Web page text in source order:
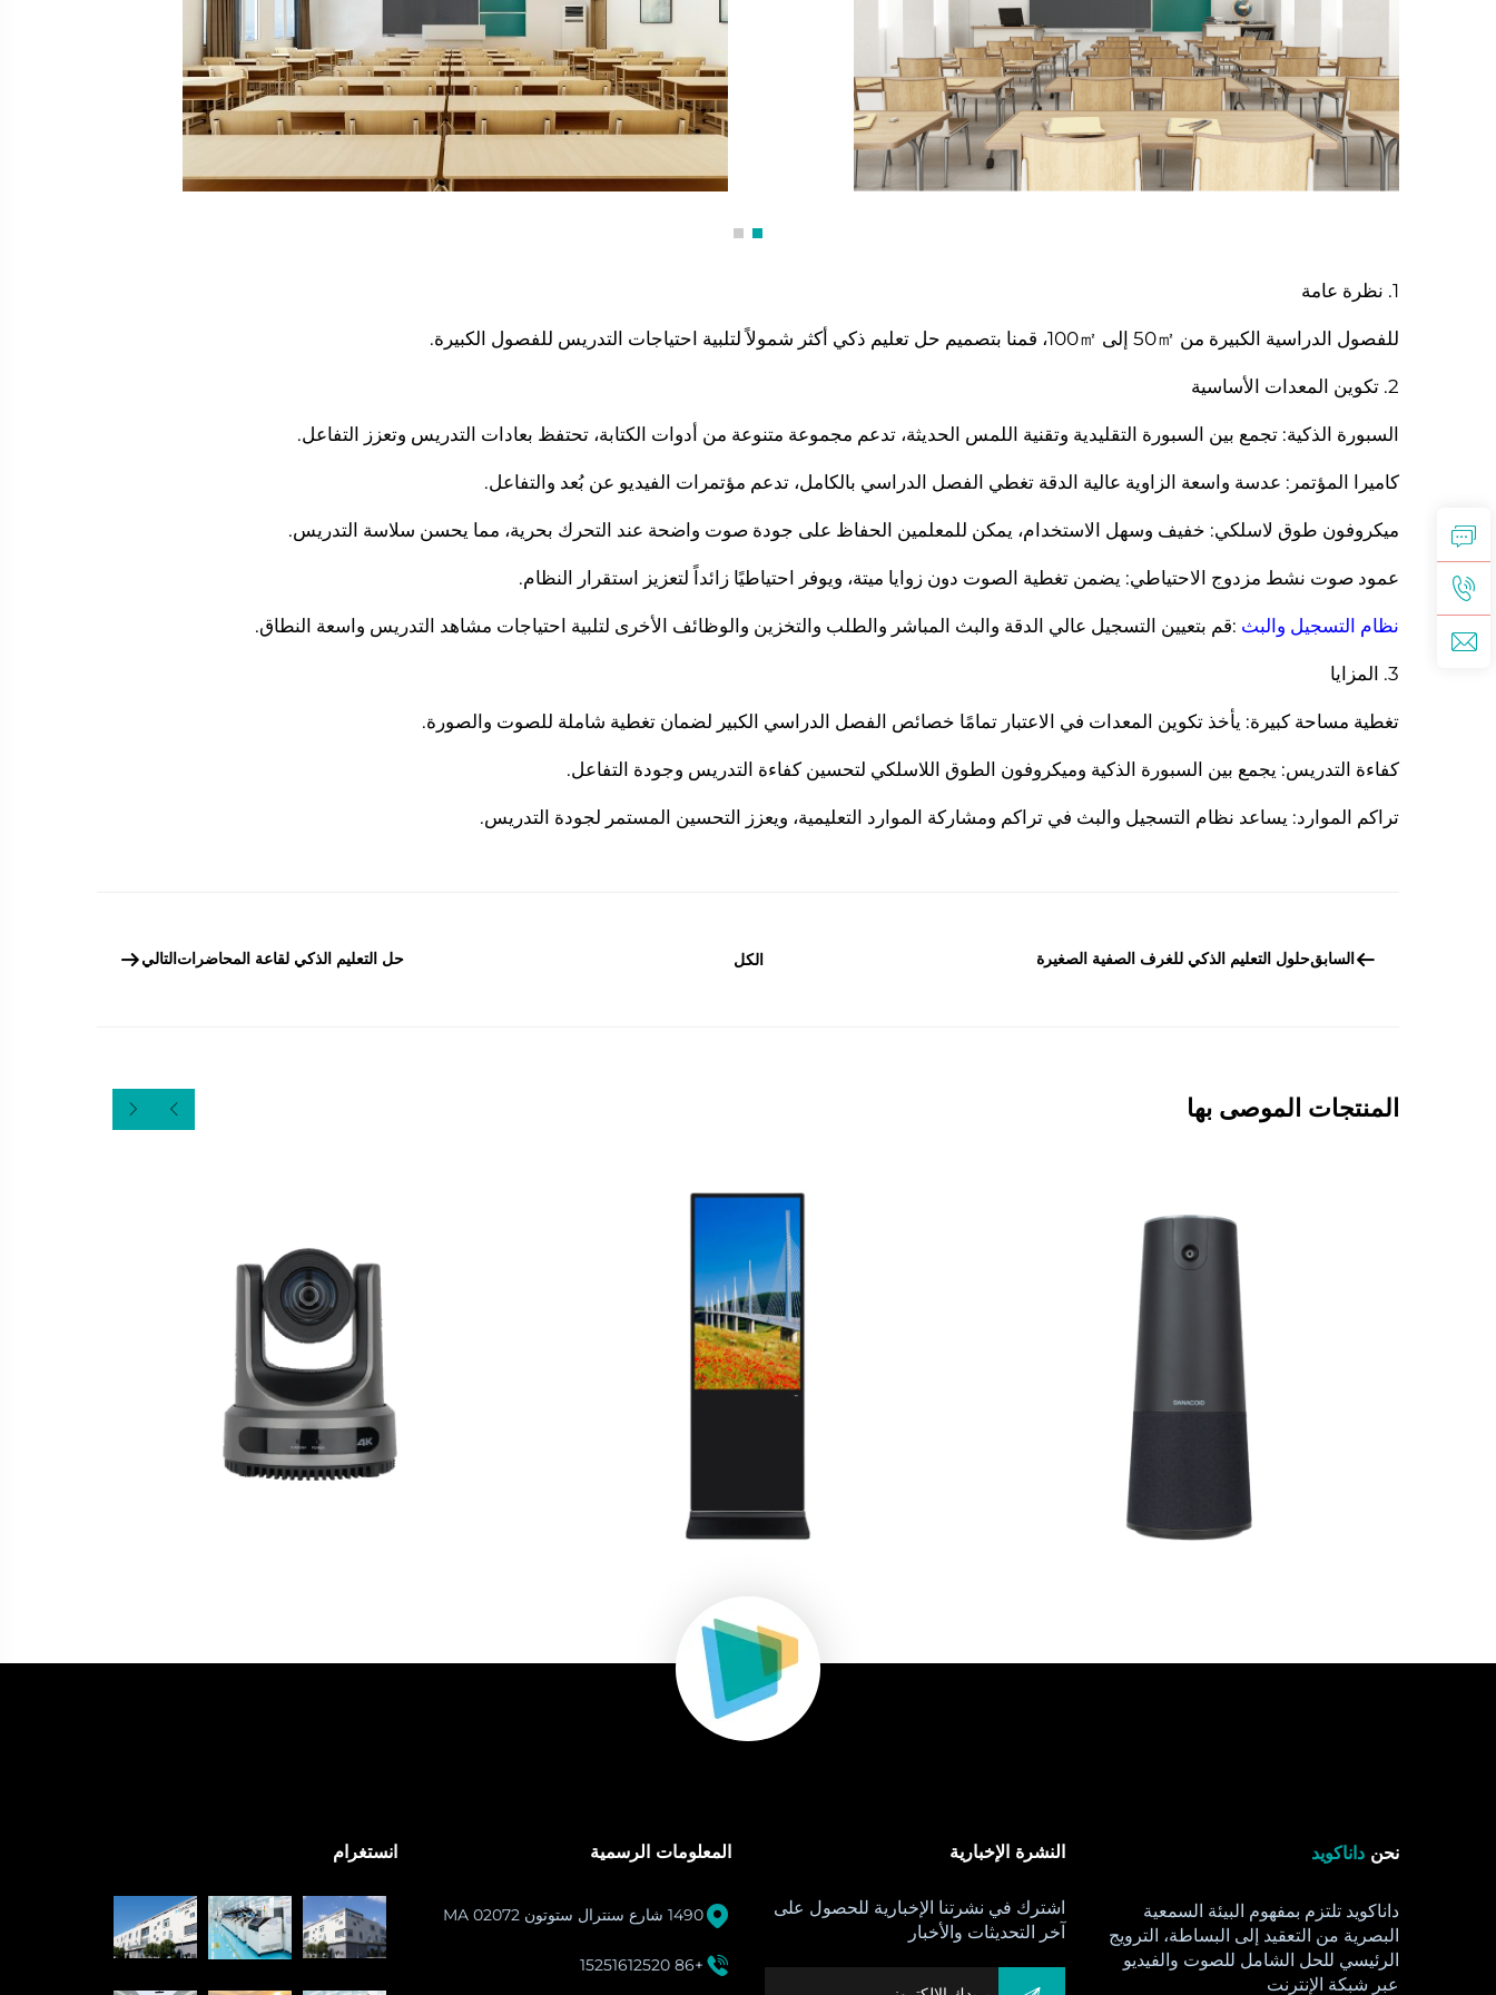
1. نظرة عامة
للفصول الدراسية الكبيرة من 50㎡ إلى 100㎡، قمنا بتصميم حل تعليم ذكي أكثر شمولاً لتلبية احتياجات التدريس للفصول الكبيرة.
2. تكوين المعدات الأساسية
السبورة الذكية: تجمع بين السبورة التقليدية وتقنية اللمس الحديثة، تدعم مجموعة متنوعة من أدوات الكتابة، تحتفظ بعادات التدريس وتعزز التفاعل.
كاميرا المؤتمر: عدسة واسعة الزاوية عالية الدقة تغطي الفصل الدراسي بالكامل، تدعم مؤتمرات الفيديو عن بُعد والتفاعل.
ميكروفون طوق لاسلكي: خفيف وسهل الاستخدام، يمكن للمعلمين الحفاظ على جودة صوت واضحة عند التحرك بحرية، مما يحسن سلاسة التدريس.
عمود صوت نشط مزدوج الاحتياطي: يضمن تغطية الصوت دون زوايا ميتة، ويوفر احتياطيًا زائداً لتعزيز استقرار النظام.
نظام التسجيل والبث :قم بتعيين التسجيل عالي الدقة والبث المباشر والطلب والتخزين والوظائف الأخرى لتلبية احتياجات مشاهد التدريس واسعة النطاق.
3. المزايا
تغطية مساحة كبيرة: يأخذ تكوين المعدات في الاعتبار تمامًا خصائص الفصل الدراسي الكبير لضمان تغطية شاملة للصوت والصورة.
كفاءة التدريس: يجمع بين السبورة الذكية وميكروفون الطوق اللاسلكي لتحسين كفاءة التدريس وجودة التفاعل.
تراكم الموارد: يساعد نظام التسجيل والبث في تراكم ومشاركة الموارد التعليمية، ويعزز التحسين المستمر لجودة التدريس.
السابقحلول التعليم الذكي للغرف الصفية الصغيرة الكل حل التعليم الذكي لقاعة المحاضراتالتالي
المنتجات الموصى بها
نحن داناكويد
داناكويد تلتزم بمفهوم البيئة السمعية
البصرية من التعقيد إلى البساطة، الترويج
الرئيسي للحل الشامل للصوت والفيديو
عبر شبكة الإنترنت
النشرة الإخبارية
اشترك في نشرتنا الإخبارية للحصول على
آخر التحديثات والأخبار
المعلومات الرسمية
1490 شارع سنترال ستوتون MA 02072

+86 15251612520
انستغرام